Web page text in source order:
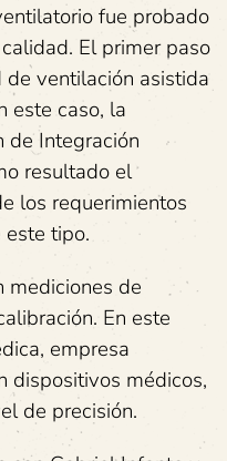
fue probado
El primer paso
ventilación asistida
este caso, la
de Integración
resultado el
los requerimientos
tipo.
mediciones de
En este
empresa
dispositivos médicos,
de precisión.